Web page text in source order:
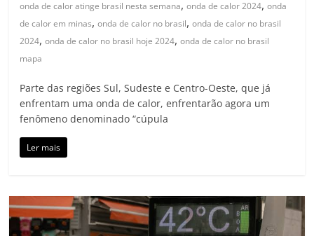
onda de calor atinge brasil nesta semana,onda de calor 2024,onda
de calor em minas,onda de calor no brasil,onda de calor no brasil
2024,onda de calor no brasil hoje 2024,onda de calor no brasil
mapa
Parte das regiões Sul, Sudeste e Centro-Oeste, que já
enfrentam uma onda de calor, enfrentarão agora um
fenômeno denominado “cúpula
Ler mais